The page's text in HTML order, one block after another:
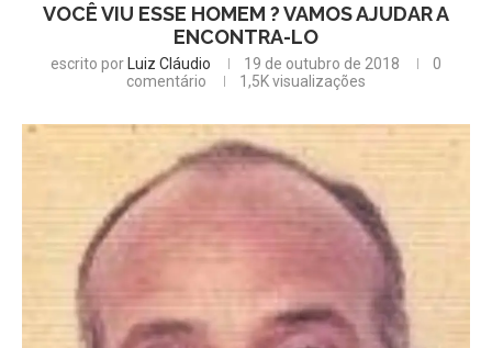
VOCÊ VIU ESSE HOMEM ? VAMOS AJUDAR A
ENCONTRA-LO
escrito por Luiz Cláudio 19 de outubro de 2018
0
comentário
1,5Kvisualizações